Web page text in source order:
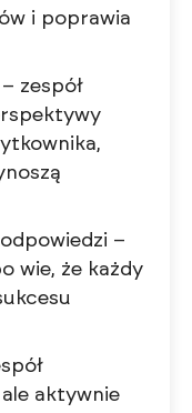
i poprawia
zespół
–
wie, że każdy
aktywnie